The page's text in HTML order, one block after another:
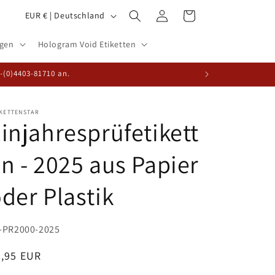
Hologram Void Etiketten
n
d
/
R
e
g
i
n
EUR € | Deutschland EinloggenWarenkorb
81710 an.
- 2025 aus Papier
Plastik
PR2000-2025
EUR